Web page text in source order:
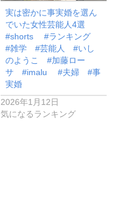
実は密かに事実婚を選ん
でいた女性芸能人4選
#shorts #ランキング
#雑学 #芸能人 #いし
のようこ #加藤ロー
サ #imalu #夫婦 #事
実婚
2026年1月12日
気になるランキング